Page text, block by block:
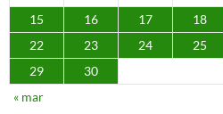
15
16 17 18
22
23 24 25
29
30
« mar